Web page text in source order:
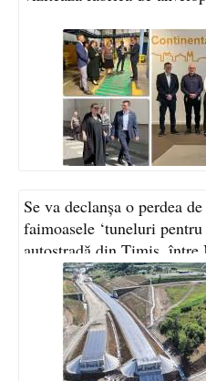
Se va declanșa o perdea
faimoasele ‘tuneluri
autostradă din Timiș,
montează echipamente de
și începe fabricarea
structuri. VIDEO